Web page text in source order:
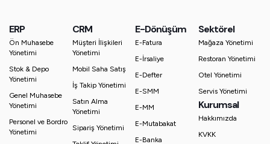
ERP
Ön Muhasebe
Yönetimi
Stok & Depo
Yönetimi
Genel Muhasebe
Yönetimi
Personel ve Bordro
Yönetimi
CRM
Müşteri İlişkileri
Yönetimi
Mobil Saha Satış
İş Takip Yönetimi
Satın Alma
Yönetimi
Sipariş Yönetimi
E-Dönüşüm
E-Fatura
E-İrsaliye
E-Defter
E-SMM
E-MM
E-Mutabakat
E-Banka
Sektörel
Mağaza Yönetimi
Restoran Yönetimi
Otel Yönetimi
Servis Yönetimi
Kurumsal
Hakkımızda
KVKK